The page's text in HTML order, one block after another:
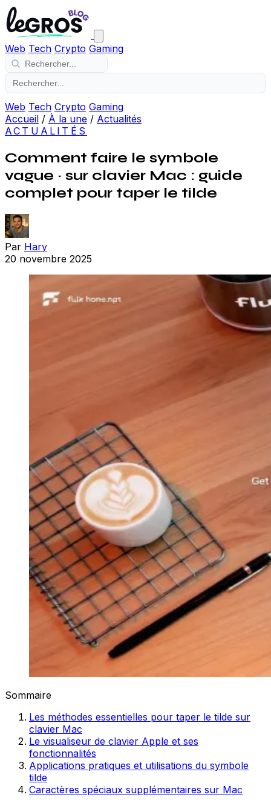
Web Tech Crypto Gaming
Web Tech Crypto Gaming
Accueil / À la une / Actualités
ACTUALITÉS
Comment faire le symbole
vague ~ sur clavier Mac : guide
complet pour taper le tilde
Par Hary
20 novembre 2025
Sommaire
Les méthodes essentielles pour taper le tilde sur
clavier Mac
Le visualiseur de clavier Apple et ses
fonctionnalités
Applications pratiques et utilisations du symbole
tilde
Caractères spéciaux supplémentaires sur Mac